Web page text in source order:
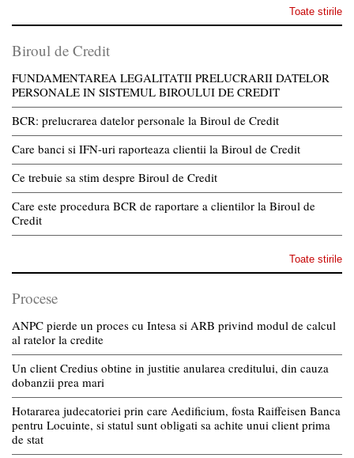
Toate stirile
Biroul de Credit
FUNDAMENTAREA LEGALITATII PRELUCRARII DATELOR
PERSONALE IN SISTEMUL BIROULUI DE CREDIT
BCR: prelucrarea datelor personale la Biroul de Credit
Care banci si IFN-uri raporteaza clientii la Biroul de Credit
Ce trebuie sa stim despre Biroul de Credit
Care este procedura BCR de raportare a clientilor la Biroul de
Credit
Toate stirile
Procese
ANPC pierde un proces cu Intesa si ARB privind modul de calcul
al ratelor la credite
Un client Credius obtine in justitie anularea creditului, din cauza
dobanzii prea mari
Hotararea judecatoriei prin care Aedificium, fosta Raiffeisen Banca
pentru Locuinte, si statul sunt obligati sa achite unui client prima
de stat